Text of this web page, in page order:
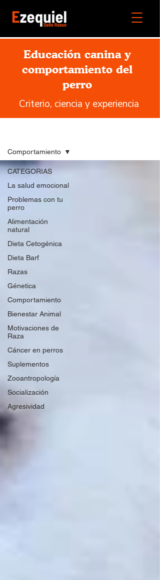
Educación canina y
comportamiento del
perro
Criterio, ciencia y experiencia
CATEGORIAS
La salud emocional
Problemas con tu
perro
Alimentación
natural
Dieta Cetogénica
Dieta Barf
Razas
Génetica
Comportamiento
Bienestar Animal
Motivaciones de
Raza
Cáncer en perros
Suplementos
Zooantropología
Socialización
Agresividad
Comportamiento